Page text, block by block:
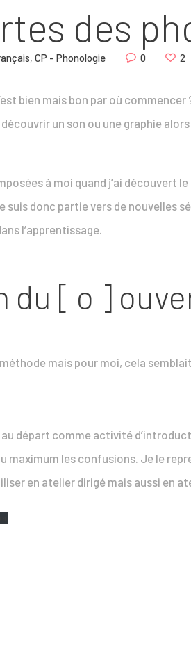
des
, CP - Phonologie 0 2
bien mais bon par où
un son ou une graphie alors
à moi quand j’ai découvert
suis donc partie vers de nouvelles
l’apprentissage.
du [ o ]
méthode mais pour moi, cela
au départ comme activité
maximum les confusions. Je le
en atelier dirigé mais aussi en